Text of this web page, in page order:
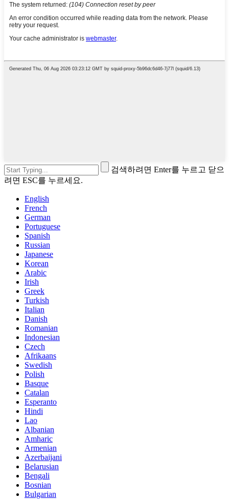
검색하려면 Enter를 누르고 닫으
려면 ESC를 누르세요.
English
French
German
Portuguese
Spanish
Russian
Japanese
Korean
Arabic
Irish
Greek
Turkish
Italian
Danish
Romanian
Indonesian
Czech
Afrikaans
Swedish
Polish
Basque
Catalan
Esperanto
Hindi
Lao
Albanian
Amharic
Armenian
Azerbaijani
Belarusian
Bengali
Bosnian
Bulgarian